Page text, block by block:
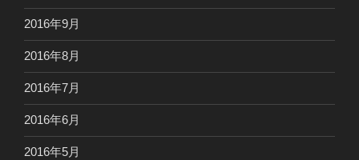
2016年9月
2016年8月
2016年7月
2016年6月
2016年5月